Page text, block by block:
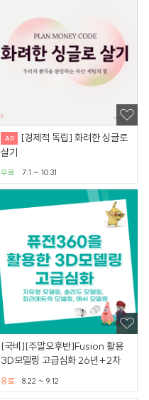
[경제적 독립] 화려한 싱글로
살기
7.1 ~ 10.31
무료
[국비][주말오후반]Fusion 활용
3D모델링 고급심화 26년+2차
8.22 ~ 9.12
유료